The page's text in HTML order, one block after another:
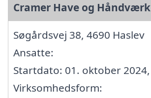
Cramer Have og Håndværk
Søgårdsvej 38, 4690 Haslev
Ansatte:
Startdato: 01. oktober 2024,
Virksomhedsform: